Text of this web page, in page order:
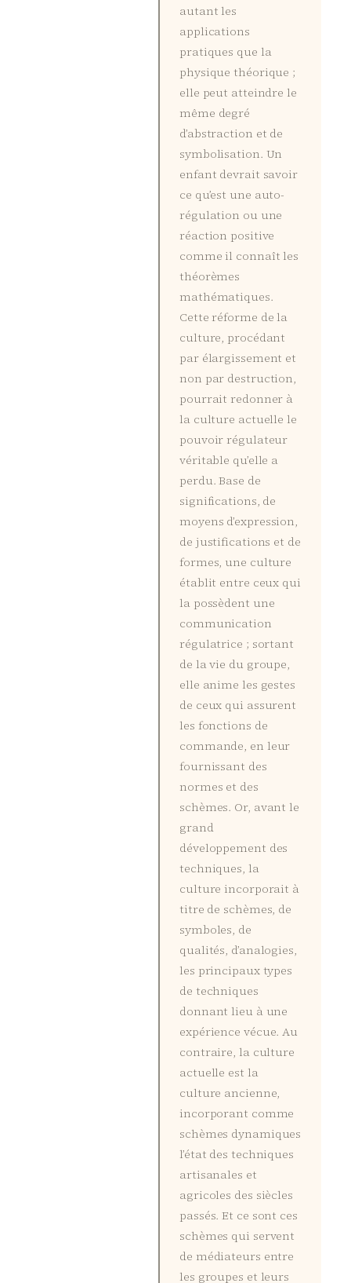
autant les
applications
pratiques que la
physique théorique ;
elle peut atteindre le
même degré
d’abstraction et de
symbolisation. Un
enfant devrait savoir
ce qu’est une auto-
régulation ou une
réaction positive
comme il connaît les
théorèmes
mathématiques.
Cette réforme de la
culture, procédant
par élargissement et
non par destruction,
pourrait redonner à
la culture actuelle le
pouvoir régulateur
véritable qu’elle a
perdu. Base de
significations, de
moyens d’expression,
de justifications et de
formes, une culture
établit entre ceux qui
la possèdent une
communication
régulatrice ; sortant
de la vie du groupe,
elle anime les gestes
de ceux qui assurent
les fonctions de
commande, en leur
fournissant des
normes et des
schèmes. Or, avant le
grand
développement des
techniques, la
culture incorporait à
titre de schèmes, de
symboles, de
qualités, d’analogies,
les principaux types
de techniques
donnant lieu à une
expérience vécue. Au
contraire, la culture
actuelle est la
culture ancienne,
incorporant comme
schèmes dynamiques
l’état des techniques
artisanales et
agricoles des siècles
passés. Et ce sont ces
schèmes qui servent
de médiateurs entre
les groupes et leurs